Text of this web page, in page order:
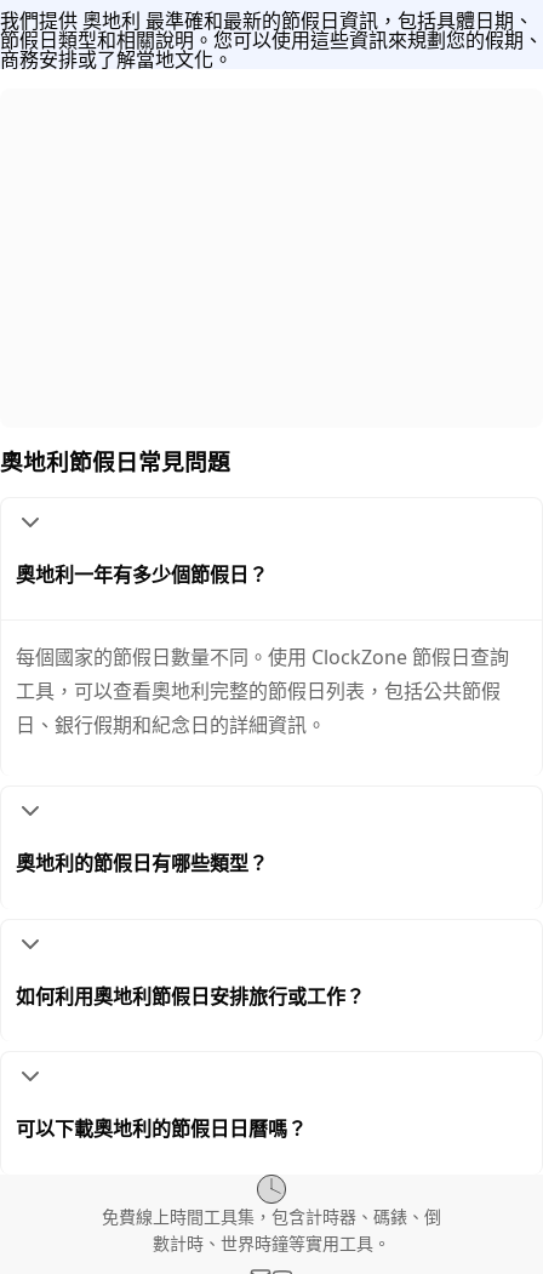
我們提供 奧地利 最準確和最新的節假日資訊，包括具體日期、
節假日類型和相關說明。您可以使用這些資訊來規劃您的假期、
商務安排或了解當地文化。
奧地利節假日常見問題
奧地利一年有多少個節假日？
每個國家的節假日數量不同。使用 ClockZone 節假日查詢
工具，可以查看奧地利完整的節假日列表，包括公共節假
日、銀行假期和紀念日的詳細資訊。
奧地利的節假日有哪些類型？
如何利用奧地利節假日安排旅行或工作？
可以下載奧地利的節假日日曆嗎？
免費線上時間工具集，包含計時器、碼錶、倒
數計時、世界時鐘等實用工具。